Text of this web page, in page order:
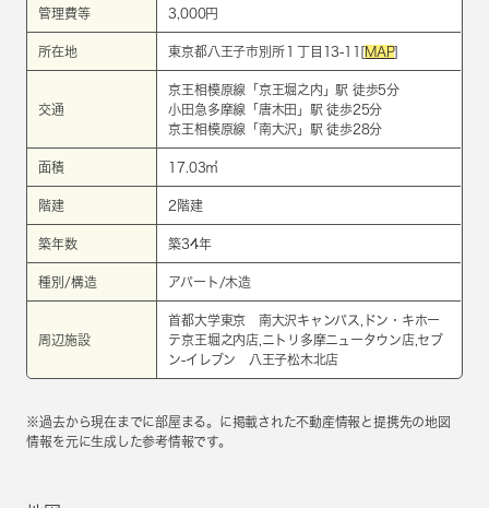
管理費等 3,000円
所在地 東京都八王子市別所１丁目13-11[ MAP]
交通
京王相模原線 「 京王堀之内 」駅 徒歩5分
小田急多摩線 「 唐木田 」駅 徒歩25分
京王相模原線 「 南大沢 」駅 徒歩28分
面積 17.03㎡
階建 2階建
築年数 築34年
種別/構造 アパート/木造
周辺施設
首都大学東京 南大沢キャンパス,ドン・キホー
テ京王堀之内店,ニトリ多摩ニュータウン店,セブ
ン-イレブン 八王子松木北店
※過去から現在までに部屋まる。に掲載された不動産情報と提携先の地図
情報を元に生成した参考情報です。